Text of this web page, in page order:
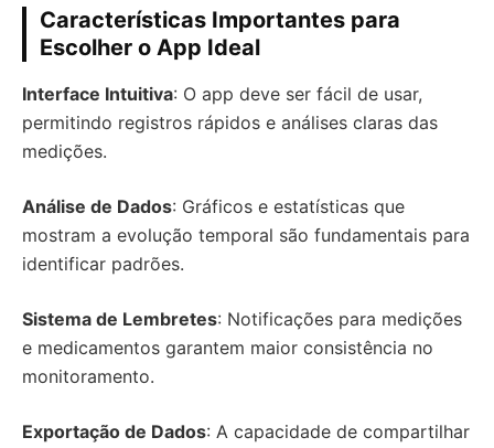
Características Importantes para
Escolher o App Ideal
Interface Intuitiva: O app deve ser fácil de usar,
permitindo registros rápidos e análises claras das
medições.
Análise de Dados: Gráficos e estatísticas que
mostram a evolução temporal são fundamentais para
identificar padrões.
Sistema de Lembretes: Notificações para medições
e medicamentos garantem maior consistência no
monitoramento.
Exportação de Dados: A capacidade de compartilhar